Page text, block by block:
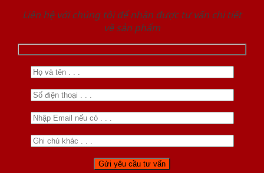
Liên hệ với chúng tôi để nhận được tư vấn chi tiết
về sản phẩm